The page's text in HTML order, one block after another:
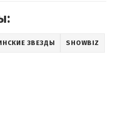
ЗВЕЗДЫ SHOWBIZ